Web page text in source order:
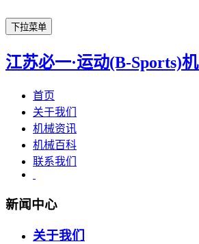
下拉菜单
江苏必一·运动(B-Sports)
首页
关于我们
机械资讯
机械百科
联系我们
新闻中心
关于我们